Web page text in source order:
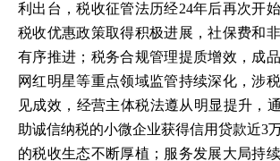
利出台，税收征管法历经24年后再次开
税收优惠政策取得积极进展，社保费和
有序推进；税务合规管理提质增效，成品
网红明星等重点领域监管持续深化，涉
见成效，经营主体税法遵从明显提升，
助诚信纳税的小微企业获得信用贷款近3
的税收生态不断厚植；服务发展大局持